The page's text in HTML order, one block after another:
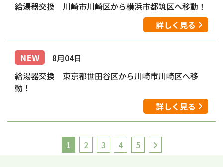
給湯器交換 川崎市川崎区から横浜市都筑区へ移動！
詳しく見る
NEW
8月04日
給湯器交換 東京都世田谷区から川崎市川崎区へ移
動！
詳しく見る
1 2 3 4 5